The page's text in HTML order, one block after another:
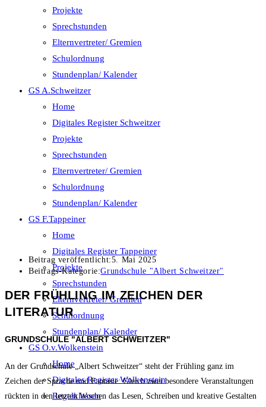
Projekte
Sprechstunden
Elternvertreter/ Gremien
Schulordnung
Stundenplan/ Kalender
GS A.Schweitzer
Home
Digitales Register Schweitzer
Projekte
Sprechstunden
Elternvertreter/ Gremien
Schulordnung
Stundenplan/ Kalender
GS F.Tappeiner
Home
Digitales Register Tappeiner
Projekte
Sprechstunden
Elternvertreter/ Gremien
Schulordnung
Stundenplan/ Kalender
GS O.v.Wolkenstein
Home
Digitales Register Wolkenstein
Regelklassen
Beitrag veröffentlicht:5. Mai 2025
Beitrags-Kategorie:Grundschule "Albert Schweitzer"
DER FRÜHLING IM ZEICHEN DER
LITERATUR
GRUNDSCHULE "ALBERT SCHWEITZER"
An der Grundschule „Albert Schweitzer“ steht der Frühling ganz im
Zeichen der Sprache und Fantasie: Gleich zwei besondere Veranstaltungen
rückten in den letzten Wochen das Lesen, Schreiben und kreative Gestalten